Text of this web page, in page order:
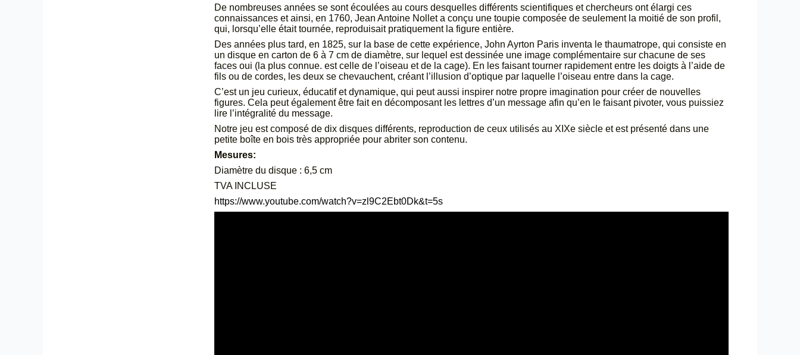
De nombreuses années se sont écoulées au cours desquelles différents scientifiques et chercheurs ont élargi ces
connaissances et ainsi, en 1760, Jean Antoine Nollet a conçu une toupie composée de seulement la moitié de son profil,
qui, lorsqu’elle était tournée, reproduisait pratiquement la figure entière.
Des années plus tard, en 1825, sur la base de cette expérience, John Ayrton Paris inventa le thaumatrope, qui consiste en
un disque en carton de 6 à 7 cm de diamètre, sur lequel est dessinée une image complémentaire sur chacune de ses
faces oui (la plus connue. est celle de l’oiseau et de la cage). En les faisant tourner rapidement entre les doigts à l’aide de
fils ou de cordes, les deux se chevauchent, créant l’illusion d’optique par laquelle l’oiseau entre dans la cage.
C’est un jeu curieux, éducatif et dynamique, qui peut aussi inspirer notre propre imagination pour créer de nouvelles
figures. Cela peut également être fait en décomposant les lettres d’un message afin qu’en le faisant pivoter, vous puissiez
lire l’intégralité du message.
Notre jeu est composé de dix disques différents, reproduction de ceux utilisés au XIXe siècle et est présenté dans une
petite boîte en bois très appropriée pour abriter son contenu.
Mesures:
Diamètre du disque : 6,5 cm
TVA INCLUSE
https://www.youtube.com/watch?v=zl9C2Ebt0Dk&t=5s